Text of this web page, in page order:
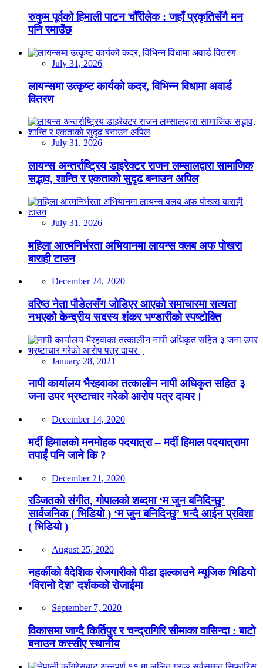
रुकुम पूर्वको हिमाली पाटन चौँरीलेक : जहाँ प्रकृतिसँगै मन
पनि रमाउँछ
July 31, 2026
लायन्समा उत्कृष्ट कार्यको कदर, विभिन्न विधामा अवार्ड
वितरण
July 31, 2026
लायन्स अन्तर्राष्ट्रिय डाइरेक्टर राजन लम्सालद्वारा सामाजिक
सद्भाव, शान्ति र एकताको सुदृढ बनाउन अपिल
July 31, 2026
महिला आत्मनिर्भरता अभियानमा लायन्स क्लब अफ पोखरा
बाराही टाउन
December 24, 2020
वरिष्ठ नेता पौडेलसँग जोडिएर आएको समाचारमा सत्यता
नभएको केन्द्रीय सदस्य शंकर भण्डारीको स्पष्टोक्ति
January 28, 2021
नापी कार्यालय भैरहवाका तत्कालीन नापी अधिकृत सहित ३
जना उपर भ्रष्टाचार गरेको आरोप पत्र दायर।
December 14, 2020
मर्दी हिमालको मनमोहक पदयात्रा – मर्दी हिमाल पदयात्रामा
तपाईं पनि जाने कि ?
December 21, 2020
रञ्जितको संगीत, गोपालको शब्दमा ‘म जुन बनिदिन्छु’
सार्वजनिक ( भिडियो ) ‘म जुन बनिदिन्छु’ भन्दै आईन प्रविशा
( भिडियो )
August 25, 2020
नहर्कीको वैदेशिक रोजगारीको पीडा झल्काउने म्यूजिक भिडियो
‘विरानो देश’ दर्शकको रोजाईमा
September 7, 2020
विकासमा जाग्दै किर्तिपुर र चन्द्रागिरि सीमाका वासिन्दा : बाटो
बनाउन कस्सीए स्थानीय